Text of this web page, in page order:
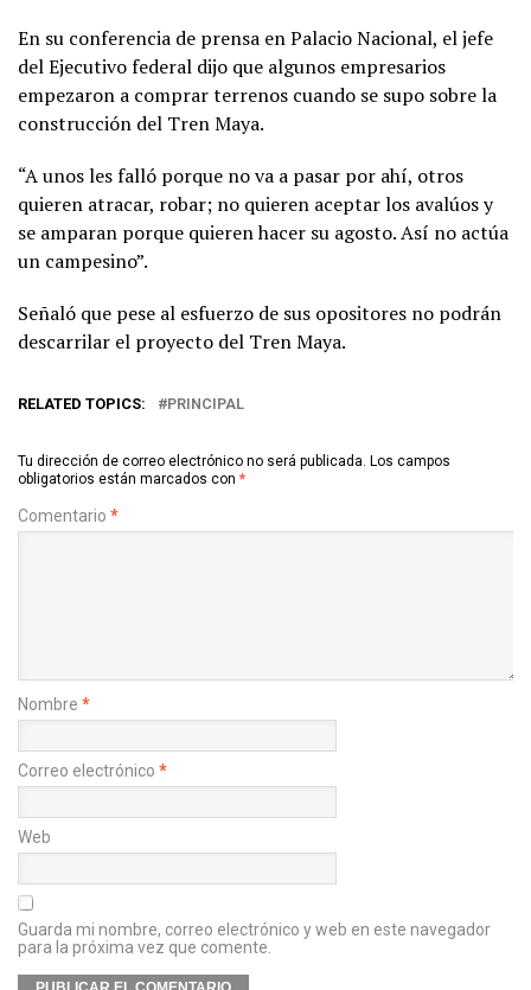
En su conferencia de prensa en Palacio Nacional, el jefe
del Ejecutivo federal dijo que algunos empresarios
empezaron a comprar terrenos cuando se supo sobre la
construcción del Tren Maya.
“A unos les falló porque no va a pasar por ahí, otros
quieren atracar, robar; no quieren aceptar los avalúos y
se amparan porque quieren hacer su agosto. Así no actúa
un campesino”.
Señaló que pese al esfuerzo de sus opositores no podrán
descarrilar el proyecto del Tren Maya.
RELATED TOPICS: PRINCIPAL
Tu dirección de correo electrónico no será publicada. Los campos
obligatorios están marcados con *
Comentario *
Nombre *
Correo electrónico *
Web
Guarda mi nombre, correo electrónico y web en este navegador
para la próxima vez que comente.